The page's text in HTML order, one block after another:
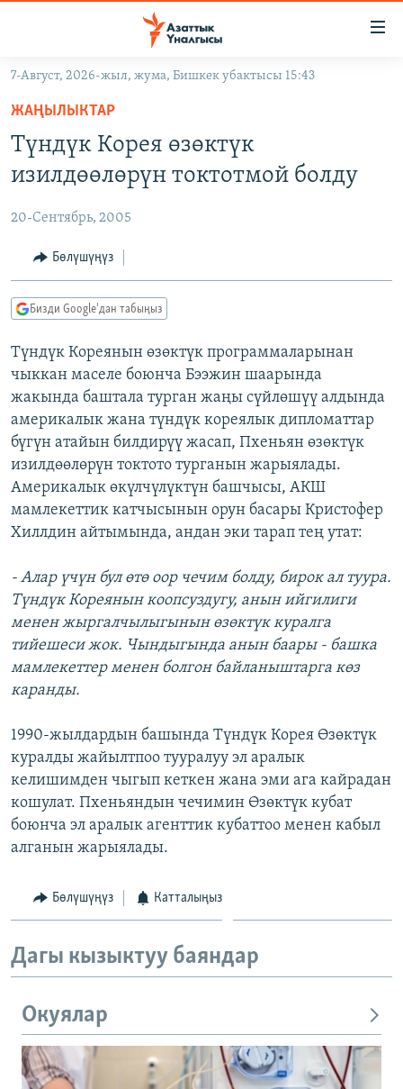
Навигацияга
өтүңүз
Издөөгө
салыңызКЫРГЫЗСТАН
ЭКОНОМИКА
МАДАНИЯТ
ДҮЙНӨ
БОРБОР АЗИЯ
АТАЙЫН ИЛИКТӨӨ
ТВ ПРОГРАММАЛАР
ЭКСПЕРТТЕР ТАЛДАЙТ
БИЗ ЖАНА ДҮЙНӨ
ЭЖЕ-СИҢДИЛЕР
АЗАТТЫК+
ЫҢГАЙСЫЗ СУРООЛОР
ӨЗГӨЧӨ ПИКИР
Русский
ОНЛАЙН ШЕРИНЕ
ЭЕ/АРнун бардык сайттары
7-Август, 2026-жыл, жума, Бишкек убактысы 15:43
ЖАҢЫЛЫКТАР
Түндүк Корея өзөктүк
изилдөөлөрүн токтотмой болду
20-Сентябрь, 2005
Бөлүшүңүз
Бизди Google'дан табыңыз
Түндүк Кореянын өзөктүк программаларынан
чыккан маселе боюнча Бээжин шаарында
жакында баштала турган жаңы сүйлөшүү алдында
америкалык жана түндүк кореялык дипломаттар
бүгүн атайын билдирүү жасап, Пхеньян өзөктүк
изилдөөлөрүн токтото турганын жарыялады.
Америкалык өкүлчүлүктүн башчысы, АКШ
мамлекеттик катчысынын орун басары Кристофер
Хиллдин айтымында, андан эки тарап тең утат:
- Алар үчүн бул өтө оор чечим болду, бирок ал туура.
Түндүк Кореянын коопсуздугу, анын ийгилиги
менен жыргалчылыгынын өзөктүк куралга
тийешеси жок. Чындыгында анын баары - башка
мамлекеттер менен болгон байланыштарга көз
каранды.
1990-жылдардын башында Түндүк Корея Өзөктүк
куралды жайылтпоо тууралуу эл аралык
келишимден чыгып кеткен жана эми ага кайрадан
кошулат. Пхеньяндын чечимин Өзөктүк кубат
боюнча эл аралык агенттик кубаттоо менен кабыл
алганын жарыялады.
Бөлүшүңүз Катталыңыз
Дагы кызыктуу баяндар
Окуялар